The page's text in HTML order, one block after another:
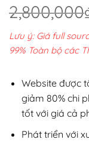
2,800,000
Lưu ý: Giá full
99% Toàn bộ các
Website được
giảm 80% chi
tốt với giá cả
Phát triển với